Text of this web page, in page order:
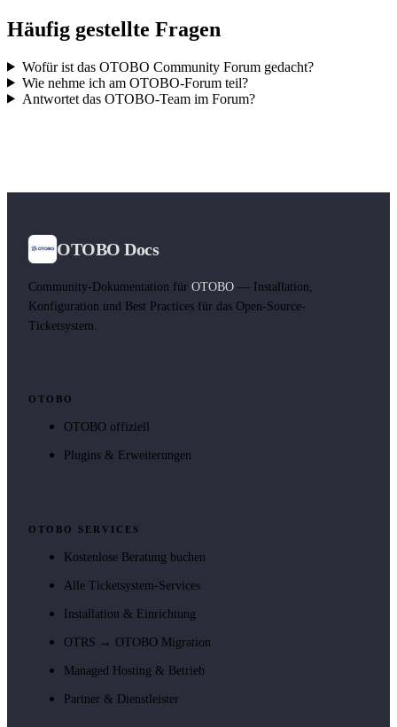
Häufig gestellte Fragen
Wofür ist das OTOBO Community Forum gedacht?
Wie nehme ich am OTOBO-Forum teil?
Antwortet das OTOBO-Team im Forum?
OTOBO Docs
Community-Dokumentation für OTOBO — Installation,
Konfiguration und Best Practices für das Open-Source-
Ticketsystem.
OTOBO
OTOBO offiziell
Plugins & Erweiterungen
OTOBO SERVICES
Kostenlose Beratung buchen
Alle Ticketsystem-Services
Installation & Einrichtung
OTRS → OTOBO Migration
Managed Hosting & Betrieb
Partner & Dienstleister